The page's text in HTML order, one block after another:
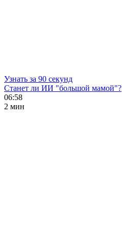
Узнать за 90 секунд
Станет ли ИИ "большой мамой"?
06:58
2 мин